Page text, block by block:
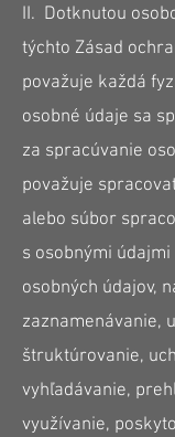
II. Dotknutou
týchto Zásad
považuje každá
osobné údaje sa
za spracúvanie
považuje
alebo súbor
s osobnými
osobných údajov,
zaznamenávanie,
štruktúrovanie,
vyhľadávanie,
využívanie,